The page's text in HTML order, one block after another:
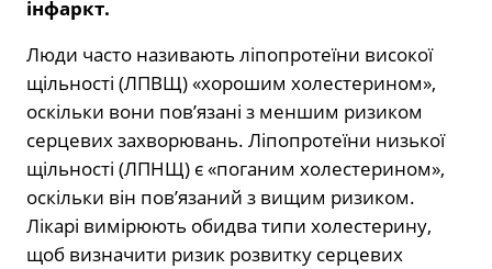
інфаркт.
Люди часто називають ліпопротеїни високої
щільності (ЛПВЩ) «хорошим холестерином»,
оскільки вони пов’язані з меншим ризиком
серцевих захворювань. Ліпопротеїни низької
щільності (ЛПНЩ) є «поганим холестерином»,
оскільки він пов’язаний з вищим ризиком.
Лікарі вимірюють обидва типи холестерину,
щоб визначити ризик розвитку серцевих